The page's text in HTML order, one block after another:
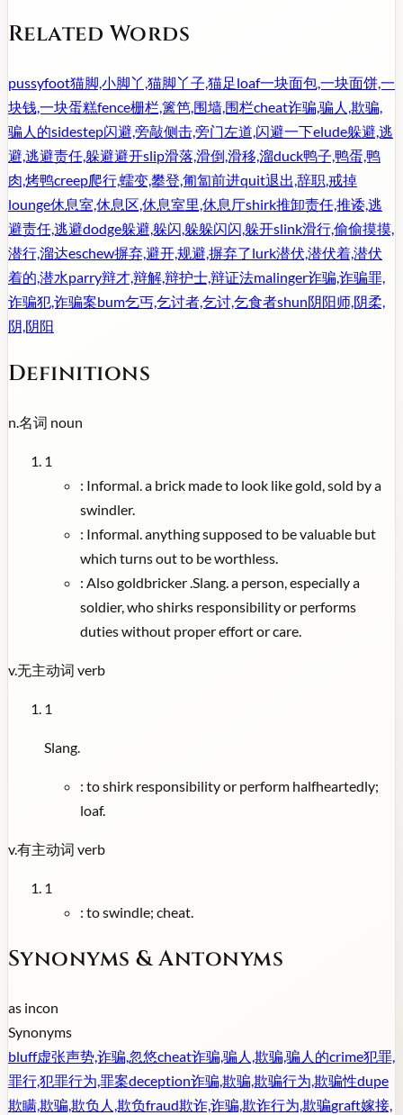
Related Words
pussyfoot猫脚,小脚丫,猫脚丫子,猫足loaf一块面包,一块面饼,一
块钱,一块蛋糕fence栅栏,篱笆,围墙,围栏cheat诈骗,骗人,欺骗,
骗人的sidestep闪避,旁敲侧击,旁门左道,闪避一下elude躲避,逃
避,逃避责任,躲避避开slip滑落,滑倒,滑移,溜duck鸭子,鸭蛋,鸭
肉,烤鸭creep爬行,蠕变,攀登,匍匐前进quit退出,辞职,戒掉
lounge休息室,休息区,休息室里,休息厅shirk推卸责任,推诿,逃
避责任,逃避dodge躲避,躲闪,躲躲闪闪,躲开slink滑行,偷偷摸摸,
潜行,溜达eschew摒弃,避开,规避,摒弃了lurk潜伏,潜伏着,潜伏
着的,潜水parry辩才,辩解,辩护士,辩证法malinger诈骗,诈骗罪,
诈骗犯,诈骗案bum乞丐,乞讨者,乞讨,乞食者shun阴阳师,阴柔,
阴,阴阳
Definitions
n. 名词 noun
1
: Informal. a brick made to look like gold, sold by a
swindler.
: Informal. anything supposed to be valuable but
which turns out to be worthless.
: Also goldbricker .Slang. a person, especially a
soldier, who shirks responsibility or performs
duties without proper effort or care.
v.无主动词 verb
1
Slang.
: to shirk responsibility or perform halfheartedly;
loaf.
v.有主动词 verb
1
: to swindle; cheat.
Synonyms & Antonyms
as incon
Synonyms
bluff虚张声势,诈骗,忽悠cheat诈骗,骗人,欺骗,骗人的crime犯罪,
罪行,犯罪行为,罪案deception诈骗,欺骗,欺骗行为,欺骗性dupe
欺瞒,欺骗,欺负人,欺负fraud欺诈,诈骗,欺诈行为,欺骗graft嫁接,